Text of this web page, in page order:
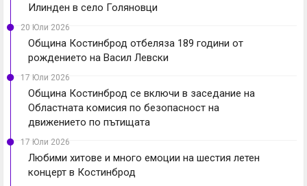
Илинден в село Голяновци
20 Юли 2026
Община Костинброд отбеляза 189 години от
рождението на Васил Левски
17 Юли 2026
Община Костинброд се включи в заседание на
Областната комисия по безопасност на
движението по пътищата
17 Юли 2026
Любими хитове и много емоции на шестия летен
концерт в Костинброд